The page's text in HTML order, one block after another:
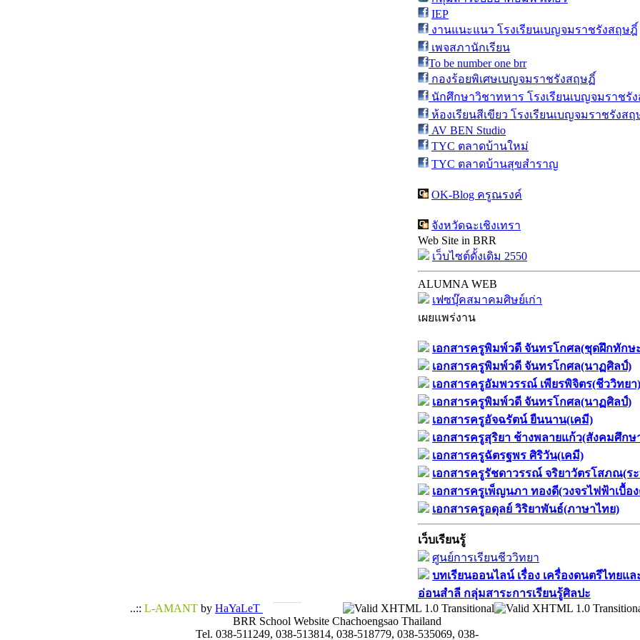
IEP
งานแนะแนว โรงเรียนเบญจมราชรังสฤษฎิ์
เพจสภานักเรียน
To be number one brr
กองร้อยพิเศษเบญจมราชรังสฤษฏิ์
นักศึกษาวิชาทหาร โรงเรียนเบญจมราชรั
ห้องเรียนสีเขียว โรงเรียนเบญจมราชรังสฤ
AV BEN Studio
TYC ตลาดบ้านใหม่
TYC ตลาดบ้านสุขสำราญ
OK-Blog ครูณรงค์
จังหวัดฉะเชิงเทรา
Web Site in BRR
เว็บไซต์ดั้งเดิม 2550
ALUMNA WEB
เฟซบุ๊คสมาคมศิษย์เก่า
เผยแพร่งาน
เอกสารครูพิมพ์วดี จันทรโกศล(ชุดฝึกทักษ
เอกสารครูพิมพ์วดี จันทรโกศล(นาฏศิลป์)
เอกสารครูอัมพวรรณ์ เพียรพิจิตร(ชีววิทยา)
เอกสารครูพิมพ์วดี จันทรโกศล(นาฏศิลป์)
เอกสารครูอัจฉรัตน์ ยืนนาน(เคมี)
เอกสารครูสุริยา ช้างพลายแก้ว(สังคมศึกษ
เอกสารครูฉัตรฐพร ศิริวัน(เคมี)
เอกสารครูรัชดาวรรณ์ จริยาวัตรโสภณ(ร
เอกสารครูเพ็ญนภา ทองดี(วงจรไฟฟ้าเบื้อ
เอกสารครูอดุลย์ วิริยาพันธ์(ภาษาไทย)
เว็บเรียนรู้
ศูนย์การเรียนชีววิทยา
บทเรียนออนไลน์​ เรื่อง​ เครื่องดนตรีไทย
อ่อนสำลี​ กลุ่มสาระการเรียนรู้ศิลปะ
..:: L-AMANT by HaYaLeT
BRR School Website Chachoengsao Thailand
Tel. 038-511249, 038-513814, 038-518779, 038-535069, 038-